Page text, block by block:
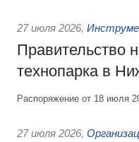
27 июля 2026,
Правительство
технопарка в
Распоряжение от 18 июля
27 июля 2026,